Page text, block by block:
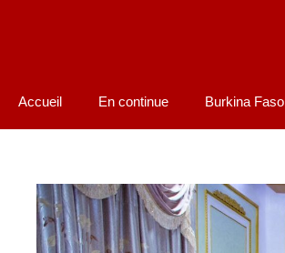
Accueil En continue Burkina Faso